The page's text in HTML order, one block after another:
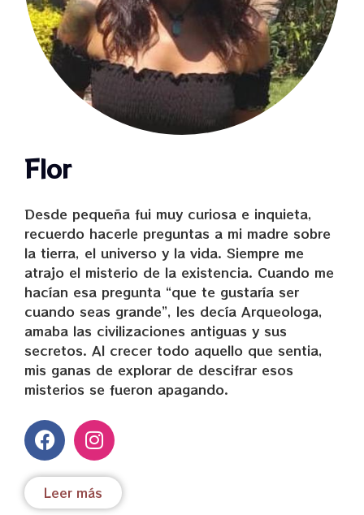
Flor
Desde pequeña fui muy curiosa e inquieta,
recuerdo hacerle preguntas a mi madre sobre
la tierra, el universo y la vida. Siempre me
atrajo el misterio de la existencia. Cuando me
hacían esa pregunta “que te gustaría ser
cuando seas grande”, les decía Arqueologa,
amaba las civilizaciones antiguas y sus
secretos. Al crecer todo aquello que sentia,
mis ganas de explorar de descifrar esos
misterios se fueron apagando.
Leer más